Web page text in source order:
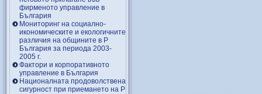
фирменото управление в
България
Мониторинг на социално-
икономическите и екологичните
различия на общините в Р
България за периода 2003-
2005 г.
Фактори и корпоративното
управление в България
Националната продоволствена
сигурност при приемането на Р